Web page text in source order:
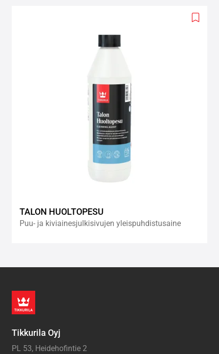
Add
TALON HUOLTOPESU
Puu- ja kiviainesjulkisivujen yleispuhdistusaine
Tikkurila Oyj
PL 53, Heidehofintie 2